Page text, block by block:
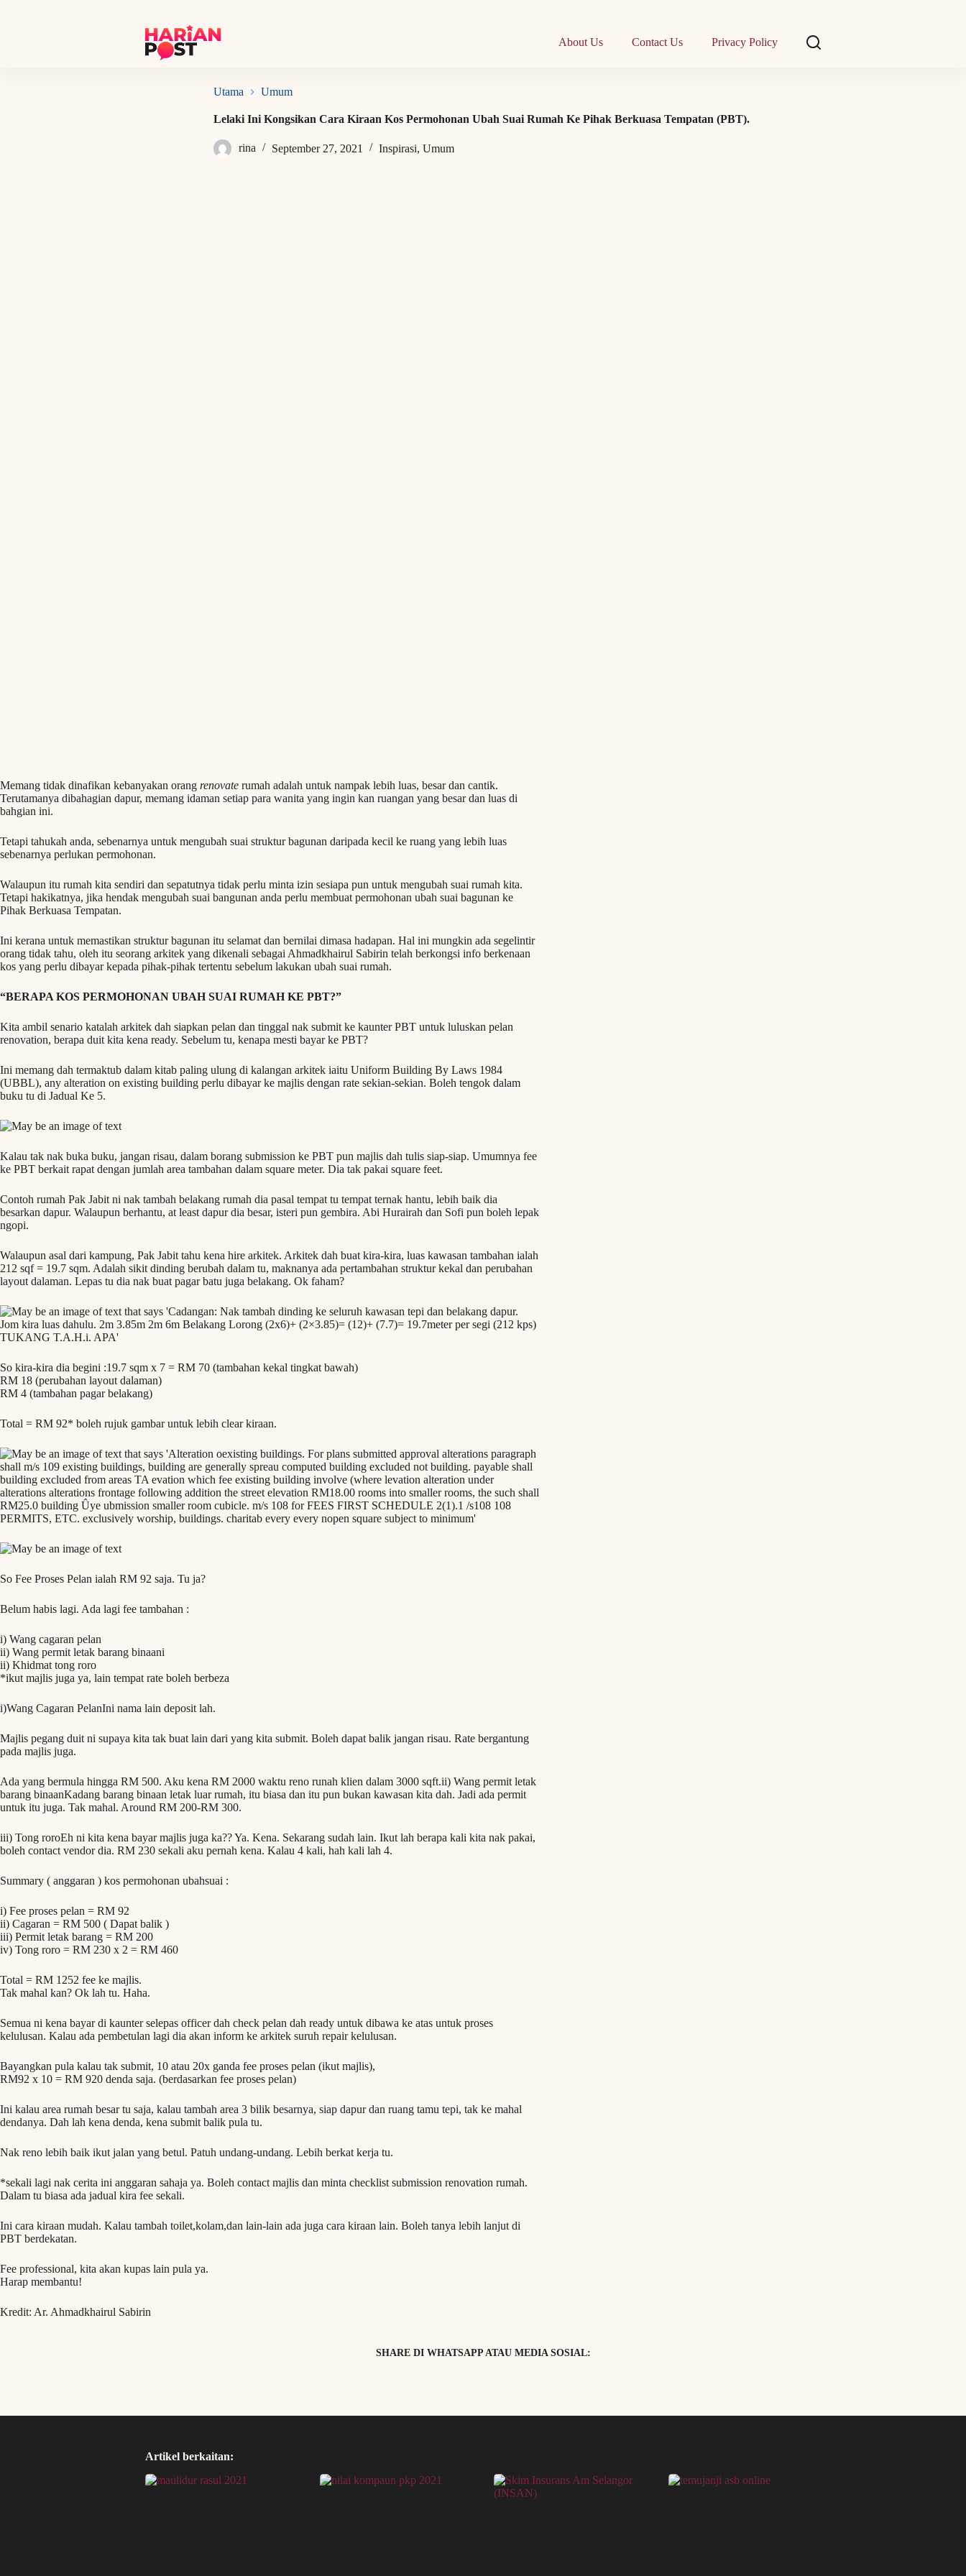
About Us Contact Us Privacy Policy
Utama Umum
Lelaki Ini Kongsikan Cara Kiraan Kos Permohonan Ubah Suai Rumah Ke Pihak Berkuasa Tempatan (PBT).
rina September 27, 2021 Inspirasi, Umum
Memang tidak dinafikan kebanyakan orang renovate rumah adalah untuk nampak lebih luas, besar dan cantik.
Terutamanya dibahagian dapur, memang idaman setiap para wanita yang ingin kan ruangan yang besar dan luas di
bahgian ini.
Tetapi tahukah anda, sebenarnya untuk mengubah suai struktur bagunan daripada kecil ke ruang yang lebih luas
sebenarnya perlukan permohonan.
Walaupun itu rumah kita sendiri dan sepatutnya tidak perlu minta izin sesiapa pun untuk mengubah suai rumah kita.
Tetapi hakikatnya, jika hendak mengubah suai bangunan anda perlu membuat permohonan ubah suai bagunan ke
Pihak Berkuasa Tempatan.
Ini kerana untuk memastikan struktur bagunan itu selamat dan bernilai dimasa hadapan. Hal ini mungkin ada segelintir
orang tidak tahu, oleh itu seorang arkitek yang dikenali sebagai Ahmadkhairul Sabirin telah berkongsi info berkenaan
kos yang perlu dibayar kepada pihak-pihak tertentu sebelum lakukan ubah suai rumah.
“BERAPA KOS PERMOHONAN UBAH SUAI RUMAH KE PBT?”
Kita ambil senario katalah arkitek dah siapkan pelan dan tinggal nak submit ke kaunter PBT untuk luluskan pelan
renovation, berapa duit kita kena ready. Sebelum tu, kenapa mesti bayar ke PBT?
Ini memang dah termaktub dalam kitab paling ulung di kalangan arkitek iaitu Uniform Building By Laws 1984
(UBBL), any alteration on existing building perlu dibayar ke majlis dengan rate sekian-sekian. Boleh tengok dalam
buku tu di Jadual Ke 5.
Kalau tak nak buka buku, jangan risau, dalam borang submission ke PBT pun majlis dah tulis siap-siap. Umumnya fee
ke PBT berkait rapat dengan jumlah area tambahan dalam square meter. Dia tak pakai square feet.
Contoh rumah Pak Jabit ni nak tambah belakang rumah dia pasal tempat tu tempat ternak hantu, lebih baik dia
besarkan dapur. Walaupun berhantu, at least dapur dia besar, isteri pun gembira. Abi Hurairah dan Sofi pun boleh lepak
ngopi.
Walaupun asal dari kampung, Pak Jabit tahu kena hire arkitek. Arkitek dah buat kira-kira, luas kawasan tambahan ialah
212 sqf = 19.7 sqm. Adalah sikit dinding berubah dalam tu, maknanya ada pertambahan struktur kekal dan perubahan
layout dalaman. Lepas tu dia nak buat pagar batu juga belakang. Ok faham?
So kira-kira dia begini :19.7 sqm x 7 = RM 70 (tambahan kekal tingkat bawah)
RM 18 (perubahan layout dalaman)
RM 4 (tambahan pagar belakang)
Total = RM 92* boleh rujuk gambar untuk lebih clear kiraan.
So Fee Proses Pelan ialah RM 92 saja. Tu ja?
Belum habis lagi. Ada lagi fee tambahan :
i) Wang cagaran pelan
ii) Wang permit letak barang binaani
ii) Khidmat tong roro
*ikut majlis juga ya, lain tempat rate boleh berbeza
i)Wang Cagaran PelanIni nama lain deposit lah.
Majlis pegang duit ni supaya kita tak buat lain dari yang kita submit. Boleh dapat balik jangan risau. Rate bergantung
pada majlis juga.
Ada yang bermula hingga RM 500. Aku kena RM 2000 waktu reno runah klien dalam 3000 sqft.ii) Wang permit letak
barang binaanKadang barang binaan letak luar rumah, itu biasa dan itu pun bukan kawasan kita dah. Jadi ada permit
untuk itu juga. Tak mahal. Around RM 200-RM 300.
iii) Tong roroEh ni kita kena bayar majlis juga ka?? Ya. Kena. Sekarang sudah lain. Ikut lah berapa kali kita nak pakai,
boleh contact vendor dia. RM 230 sekali aku pernah kena. Kalau 4 kali, hah kali lah 4.
Summary ( anggaran ) kos permohonan ubahsuai :
i) Fee proses pelan = RM 92
ii) Cagaran = RM 500 ( Dapat balik )
iii) Permit letak barang = RM 200
iv) Tong roro = RM 230 x 2 = RM 460
Total = RM 1252 fee ke majlis.
Tak mahal kan? Ok lah tu. Haha.
Semua ni kena bayar di kaunter selepas officer dah check pelan dah ready untuk dibawa ke atas untuk proses
kelulusan. Kalau ada pembetulan lagi dia akan inform ke arkitek suruh repair kelulusan.
Bayangkan pula kalau tak submit, 10 atau 20x ganda fee proses pelan (ikut majlis),
RM92 x 10 = RM 920 denda saja. (berdasarkan fee proses pelan)
Ini kalau area rumah besar tu saja, kalau tambah area 3 bilik besarnya, siap dapur dan ruang tamu tepi, tak ke mahal
dendanya. Dah lah kena denda, kena submit balik pula tu.
Nak reno lebih baik ikut jalan yang betul. Patuh undang-undang. Lebih berkat kerja tu.
*sekali lagi nak cerita ini anggaran sahaja ya. Boleh contact majlis dan minta checklist submission renovation rumah.
Dalam tu biasa ada jadual kira fee sekali.
Ini cara kiraan mudah. Kalau tambah toilet,kolam,dan lain-lain ada juga cara kiraan lain. Boleh tanya lebih lanjut di
PBT berdekatan.
Fee professional, kita akan kupas lain pula ya.
Harap membantu!
Kredit: Ar. Ahmadkhairul Sabirin
SHARE DI WHATSAPP ATAU MEDIA SOSIAL:
Artikel berkaitan: